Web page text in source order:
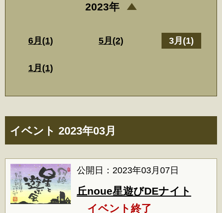
イベント 2023年03月
公開日：2023年03月07日
丘noue星遊びDEナイト
イベント終了
2023年
6月(1) 5月(2) 3月(1)
1月(1)